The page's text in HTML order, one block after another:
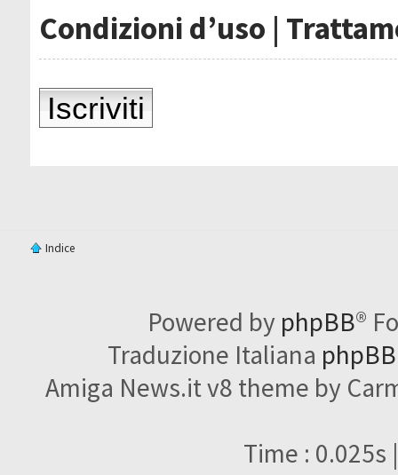
Condizioni d’uso |
Iscriviti
Indice
Powered by phpBB®
Traduzione Italiana
Amiga News.it v8 theme by
Time : 0.025s